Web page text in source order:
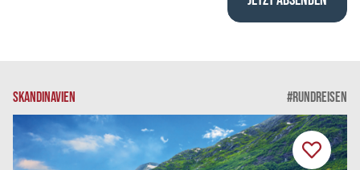
SKANDINAVIEN #RUNDREISEN